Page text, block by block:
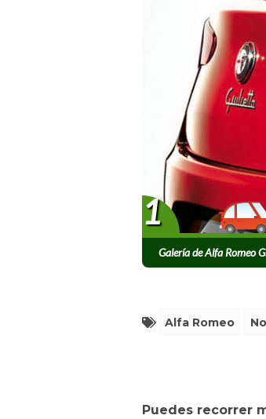
Galería de Alfa Romeo
1
Alfa Romeo
Puedes recorrer